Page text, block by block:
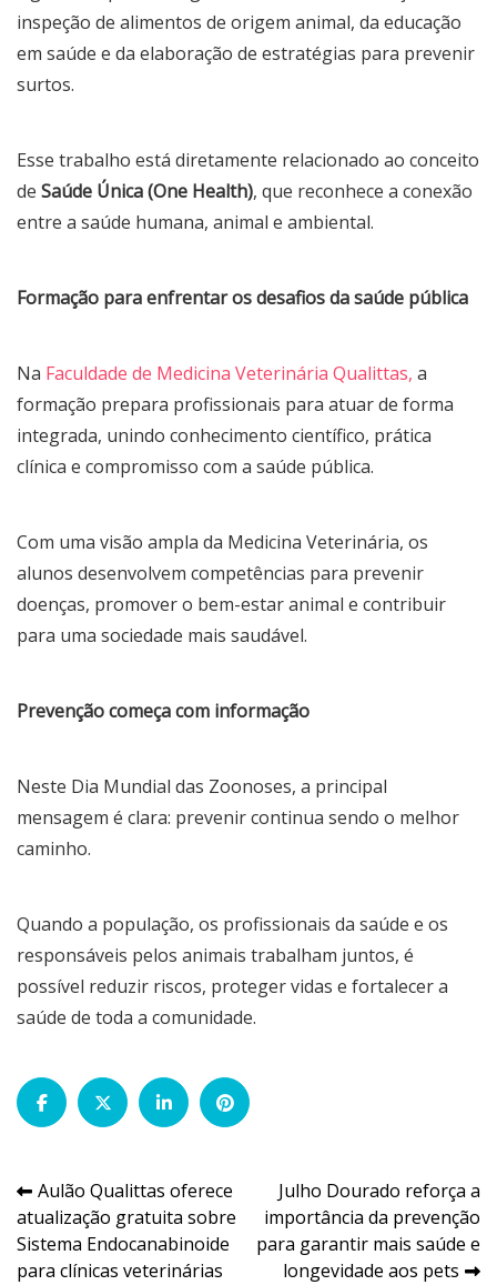
inspeção de alimentos de origem animal, da educação
em saúde e da elaboração de estratégias para prevenir
surtos.
Esse trabalho está diretamente relacionado ao conceito
de Saúde Única (One Health), que reconhece a conexão
entre a saúde humana, animal e ambiental.
Formação para enfrentar os desafios da saúde pública
Na Faculdade de Medicina Veterinária Qualittas, a
formação prepara profissionais para atuar de forma
integrada, unindo conhecimento científico, prática
clínica e compromisso com a saúde pública.
Com uma visão ampla da Medicina Veterinária, os
alunos desenvolvem competências para prevenir
doenças, promover o bem-estar animal e contribuir
para uma sociedade mais saudável.
Prevenção começa com informação
Neste Dia Mundial das Zoonoses, a principal
mensagem é clara: prevenir continua sendo o melhor
caminho.
Quando a população, os profissionais da saúde e os
responsáveis pelos animais trabalham juntos, é
possível reduzir riscos, proteger vidas e fortalecer a
saúde de toda a comunidade.
Navegação
de
Post
Aulão Qualittas oferece
atualização gratuita sobre
Sistema Endocanabinoide
para clínicas veterinárias
Julho Dourado reforça a
importância da prevenção
para garantir mais saúde e
longevidade aos pets